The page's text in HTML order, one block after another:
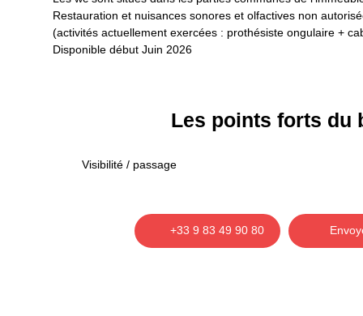
Restauration et nuisances sonores et olfactives non
(activités actuellement exercées : prothésiste ongulaire +
Disponible début Juin 2026
Les points forts du
Visibilité / passage
+33 9 83 49 90 80